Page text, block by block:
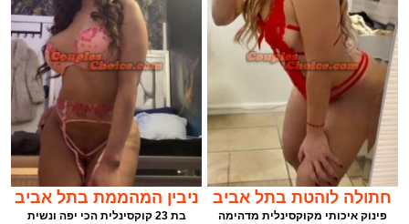
חתולה לוהטת בתל אביב
פינוק איכותי מקוקסינלית מדהימה
ניבין המהממת בתל אביב
בת 23 קוקסינלית הכי יפה ונשית